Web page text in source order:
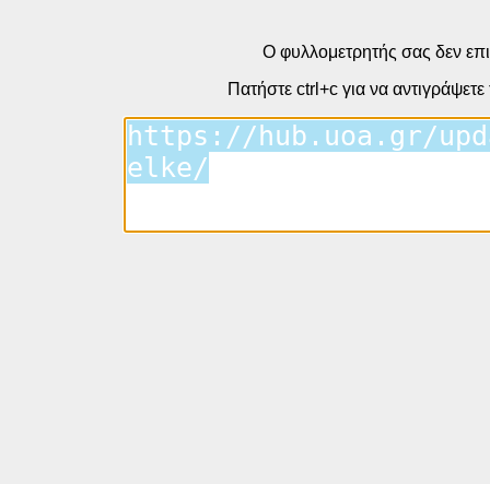
Ο φυλλομετρητής σας δεν
Πατήστε ctrl+c για να